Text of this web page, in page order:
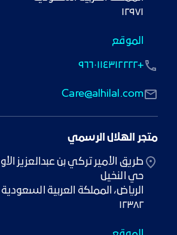
١٢٩٧١
الموقع
Care@alhilal.com
+٩٦٦٠١١٤٣١٢٢٢٢
متجر الهلال الرسمي
حي النخيل
١٢٣٨٢